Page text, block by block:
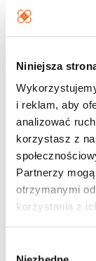
Niniejsza
i reklam, aby
analizować
korzystasz z
Partnerzy
otrzymanymi
korzystania z
Wysyłka w ciągu
Magazyn:
Dodaj do
Kategorie
Ortopedia
Materiały